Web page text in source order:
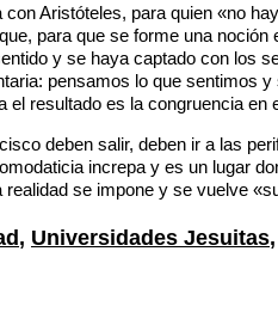
Aristóteles, para quien «no
para que se forme una noción
y se haya captado con los
pensamos lo que sentimos
resultado es la congruencia en
deben salir, deben ir a las
increpa y es un lugar
se impone y se vuelve
, Universidades Jesuitas,